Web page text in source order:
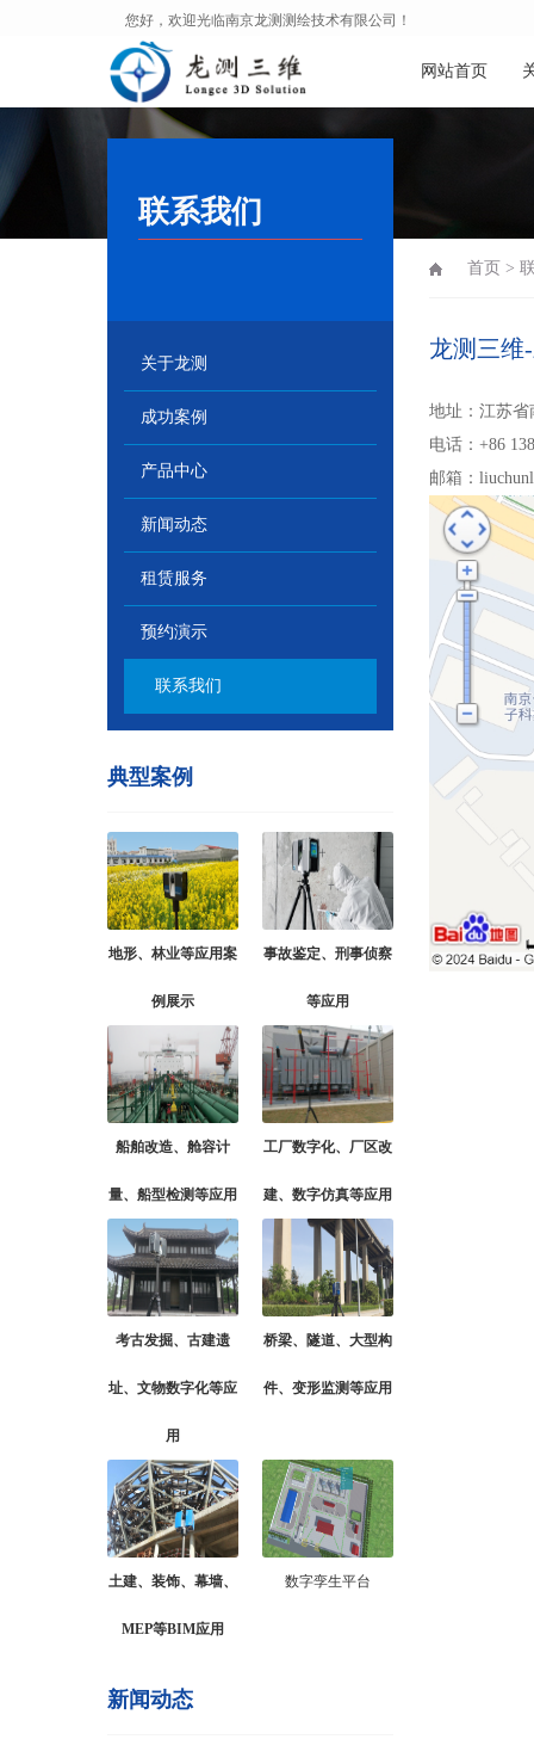
您好，欢迎光临南京龙测测绘技术有限公司！
网站首页
联系我们
关于龙测
成功案例
产品中心
新闻动态
租赁服务
预约演示
联系我们
典型案例
地形、林业等应用案
例展示
事故鉴定、刑事侦察
等应用
船舶改造、舱容计
量、船型检测等应用
工厂数字化、厂区改
建、数字仿真等应用
考古发掘、古建遗
址、文物数字化等应
用
桥梁、隧道、大型构
件、变形监测等应用
土建、装饰、幕墙、
MEP等BIM应用
数字孪生平台
新闻动态
首页 >
龙测三维
地址：江苏省
电话：+86
邮箱：